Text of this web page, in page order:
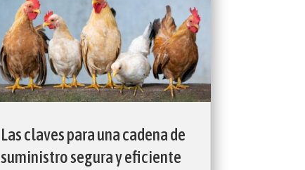
Las claves para una cadena de
suministro segura y eficiente